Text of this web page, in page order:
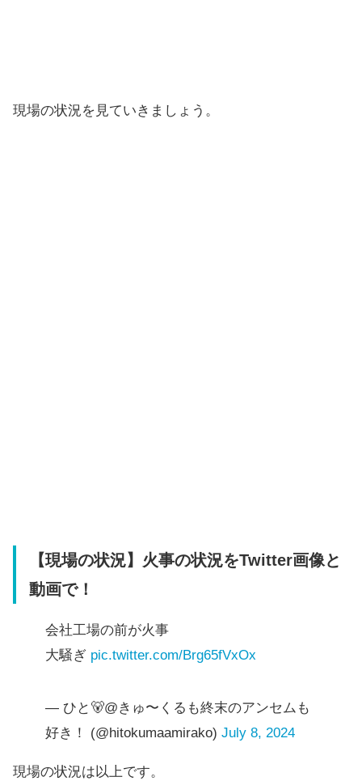
現場の状況を見ていきましょう。
【現場の状況】火事の状況をTwitter画像と
動画で！
会社工場の前が火事
大騒ぎ pic.twitter.com/Brg65fVxOx
— ひと🐻@きゅ〜くるも終末のアンセムも
好き！ (@hitokumaamirako) July 8, 2024
現場の状況は以上です。